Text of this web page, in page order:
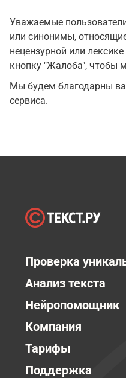
Уважаемые
или синонимы,
нецензурной или
кнопку "Жалоба", чтобы
Мы будем благодарны
сервиса.
Проверка
Анализ текста
Нейропомощник
Компания
Тарифы
Поддержка